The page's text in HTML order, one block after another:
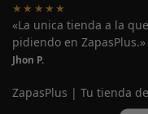
★★★★★
«La unica tienda a la
pidiendo en ZapasPlus.»
Jhon P.
ZapasPlus | Tu tienda